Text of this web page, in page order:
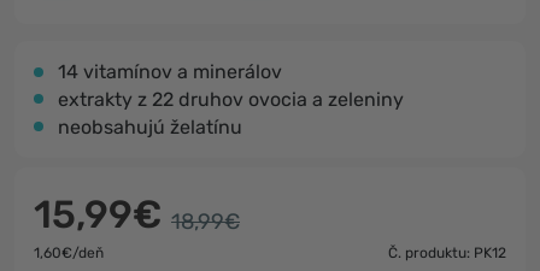
14 vitamínov a minerálov
extrakty z 22 druhov ovocia a zeleniny
neobsahujú želatínu
15,99€ 18,99€
1,60€/deň
Č. produktu: PK12